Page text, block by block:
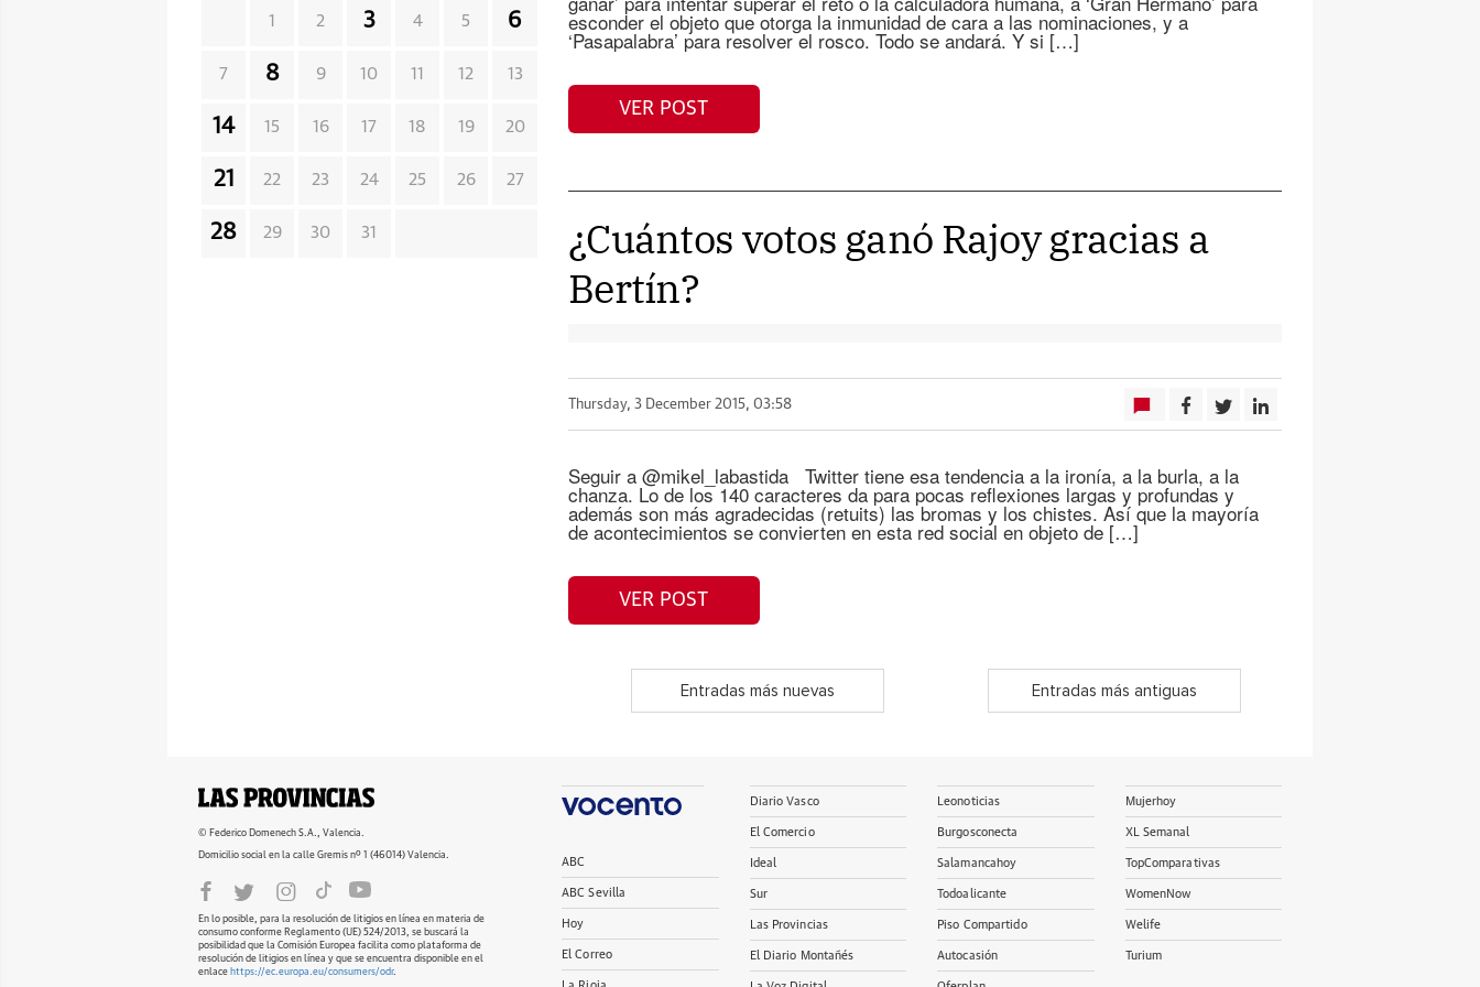
esconder el objeto que otorga la inmunidad de cara a las nominaciones, y a
‘Pasapalabra’ para resolver el rosco. Todo se andará. Y si […]
VER POST
¿Cuántos votos ganó Rajoy gracias a
Bertín?
Thursday, 3 December 2015, 03:58
Seguir a @mikel_labastida Twitter tiene esa tendencia a la ironía, a la burla, a la
chanza. Lo de los 140 caracteres da para pocas reflexiones largas y profundas y
además son más agradecidas (retuits) las bromas y los chistes. Así que la mayoría
de acontecimientos se convierten en esta red social en objeto de […]
VER POST
Entradas más nuevas Entradas más antiguas
1 2 3 4 5 6
7 8 9 10 11 12 13
14 15 16 17 18 19 20
21 22 23 24 25 26 27
28 29 30 31
© Federico Domenech S.A., Valencia.
Domicilio social en la calle Gremis nº 1 (46014) Valencia.
En lo posible, para la resolución de litigios en línea en materia de
consumo conforme Reglamento (UE) 524/2013, se buscará la
posibilidad que la Comisión Europea facilita como plataforma de
resolución de litigios en línea y que se encuentra disponible en el
enlace https://ec.europa.eu/consumers/odr.
ABC
ABC Sevilla
Hoy
El Correo
Diario Vasco
El Comercio
Ideal
Sur
Las Provincias
El Diario Montañés
Leonoticias
Burgosconecta
Salamancahoy
Todoalicante
Piso Compartido
Autocasión
Mujerhoy
XL Semanal
TopComparativas
WomenNow
Welife
Turium